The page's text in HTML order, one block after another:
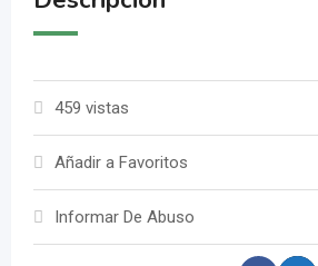
459 vistas
Añadir a Favoritos
Informar De Abuso